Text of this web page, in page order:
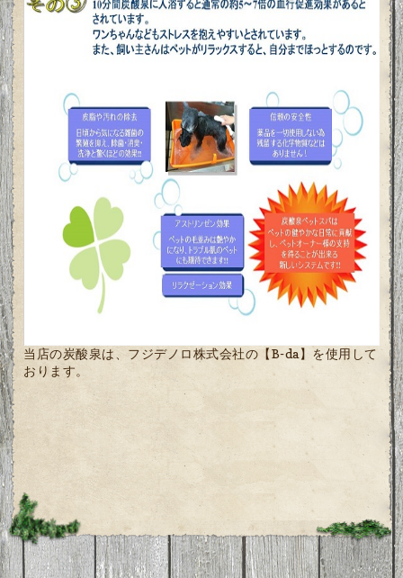
当店の炭酸泉は、フジデノロ株式会社の 【B-da】 を使用して
おります。